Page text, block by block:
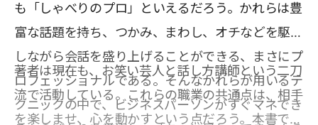
も「しゃべりのプロ」といえるだろう。かれらは豊
富な話題を持ち、つかみ、まわし、オチなどを駆使
しながら会話を盛り上げることができる、まさにプ
ロフェッショナルである。そんなかれらが用いるテ
クニックの中で、ビジネスパーソンがすぐマネでき
著者は現在も、お笑い芸人と話し方講師という二刀
流で活動している。これらの職業の共通点は、相手
を楽しませ、心を動かすという点だろう。本書で紹